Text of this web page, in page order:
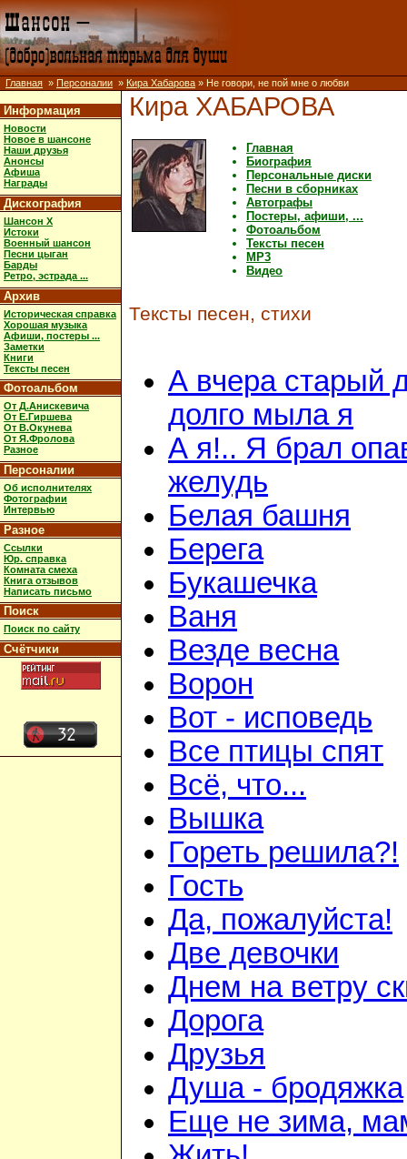
Главная » Персоналии » Кира Хабарова » Не говори, не пой мне о любви
Информация
Новости
Новое в шансоне
Наши друзья
Анонсы
Афиша
Награды
Дискография
Шансон X
Истоки
Военный шансон
Песни цыган
Барды
Ретро, эстрада ...
Архив
Историческая справка
Хорошая музыка
Афиши, постеры ...
Заметки
Книги
Тексты песен
Фотоальбом
От Д.Анискевича
От Е.Гиршева
От В.Окунева
От Я.Фролова
Разное
Персоналии
Об исполнителях
Фотографии
Интервью
Разное
Ссылки
Юр. справка
Комната смеха
Книга отзывов
Написать письмо
Поиск
Поиск по сайту
Счётчики
Кира ХАБАРОВА
Главная
Биография
Персональные диски
Песни в сборниках
Автографы
Постеры, афиши, ...
Фотоальбом
Тексты песен
MP3
Видео
Тексты песен, стихи
А вчера старый
долго мыла я
А я!.. Я брал
желудь
Белая башня
Берега
Букашечка
Ваня
Везде весна
Ворон
Вот - исповедь
Все птицы спят
Всё, что...
Вышка
Гореть решила?!
Гость
Да, пожалуйста!
Две девочки
Днем на ветру
Дорога
Друзья
Душа - бродяжка
Еще не зима,